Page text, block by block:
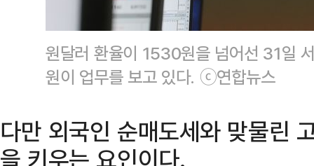
원달러 환율이 1530원을 넘어선 31일
원이 업무를 보고 있다. ⓒ연합뉴스
다만 외국인 순매도세와 맞물린
을 키우는 요인이다.